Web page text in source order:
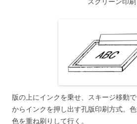
版の上にインクを乗せ、スキージ移動
からインクを押し出す孔版印刷方式。
色を重ね刷りして行く。